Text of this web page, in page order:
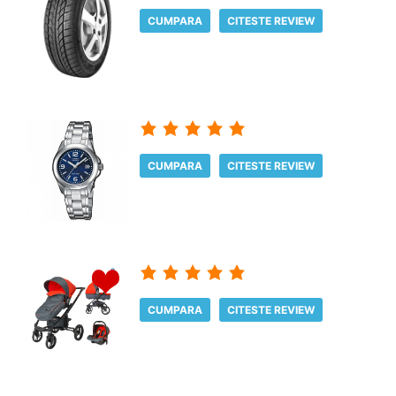
CUMPARA CITESTE REVIEW
CUMPARA CITESTE REVIEW
CUMPARA CITESTE REVIEW